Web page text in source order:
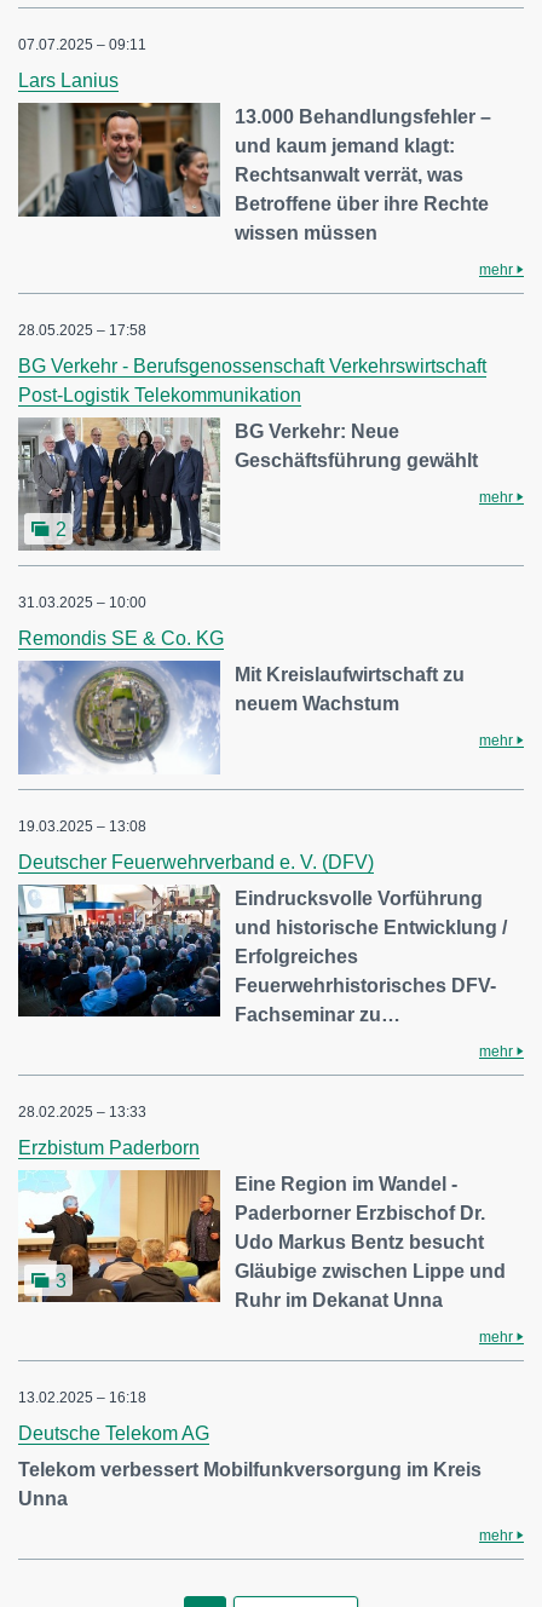
07.07.2025 – 09:11
Lars Lanius
13.000 Behandlungsfehler –
und kaum jemand klagt:
Rechtsanwalt verrät, was
Betroffene über ihre Rechte
wissen müssen
mehr
28.05.2025 – 17:58
BG Verkehr - Berufsgenossenschaft Verkehrswirtschaft
Post-Logistik Telekommunikation
2
BG Verkehr: Neue
Geschäftsführung gewählt
mehr
31.03.2025 – 10:00
Remondis SE & Co. KG
Mit Kreislaufwirtschaft zu
neuem Wachstum
mehr
19.03.2025 – 13:08
Deutscher Feuerwehrverband e. V. (DFV)
Eindrucksvolle Vorführung
und historische Entwicklung /
Erfolgreiches
Feuerwehrhistorisches DFV-
Fachseminar zu…
mehr
28.02.2025 – 13:33
Erzbistum Paderborn
3
Eine Region im Wandel -
Paderborner Erzbischof Dr.
Udo Markus Bentz besucht
Gläubige zwischen Lippe und
Ruhr im Dekanat Unna
mehr
13.02.2025 – 16:18
Deutsche Telekom AG
Telekom verbessert Mobilfunkversorgung im Kreis
Unna
mehr